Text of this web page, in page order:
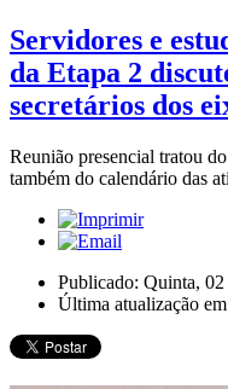
Servidores e
da Etapa 2
secretários dos
Reunião presencial tratou
também do calendário das
Publicado: Quinta,
Última atualização